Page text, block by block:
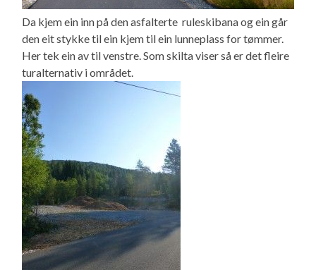
Da kjem ein inn på den asfalterte ruleskibana og ein går
den eit stykke til ein kjem til ein lunneplass for tømmer.
Her tek ein av til venstre. Som skilta viser så er det fleire
turalternativ i området.